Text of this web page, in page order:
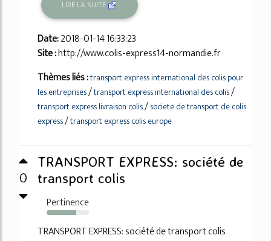
LIRE LA SUITE
Date:2018-01-14 16:33:23
Site :http://www.colis-express14-normandie.fr
Thèmes liés :transport express international des colis pour
les entreprises/transport express international des colis/
transport express livraison colis/societe de transport de colis
express/transport express colis europe
0
TRANSPORT EXPRESS: société de
transport colis
Pertinence
70%
TRANSPORT EXPRESS: société de transport colis